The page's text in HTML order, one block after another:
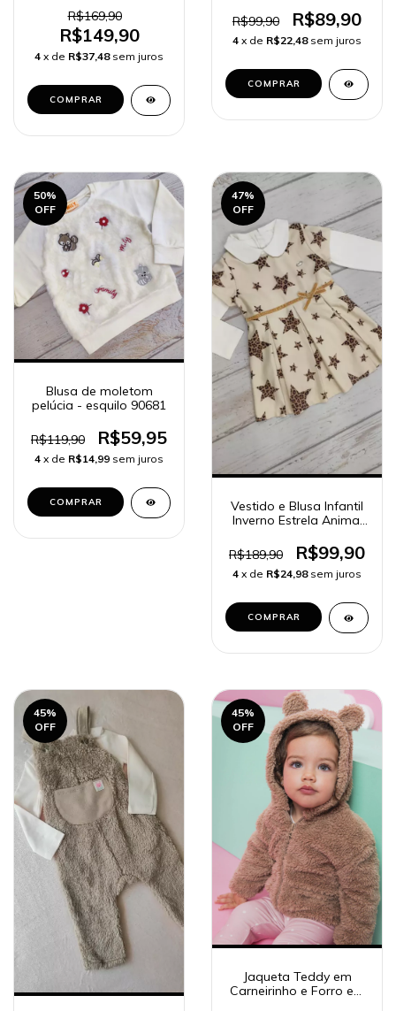
sem Pelúcia
R$169,90
R$149,90
4 x de R$37,48 sem juros
COMPRAR
R$99,90
R$89,90
4 x de R$22,48 sem juros
COMPRAR
50%
OFF
Blusa de moletom
pelúcia - esquilo 90681
R$119,90 R$59,95
4 x de R$14,99 sem juros
COMPRAR
47%
OFF
Vestido e Blusa Infantil
Inverno Estrela Animal
R$189,90
R$99,90
4 x de R$24,98 sem juros
COMPRAR
45%
OFF
45%
OFF
Jaqueta Teddy em
Carneirinho e Forro em